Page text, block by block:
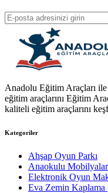
Anadolu Eğitim Araçları
eğitim araçlarını Eğitim
kaliteli eğitim araçlarını
Kategoriler
Ahşap Oyun Parkı
Anaokulu
Elektronik Oyun
Eva Zemin